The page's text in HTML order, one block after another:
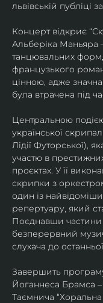
львівській публіці
Концерт відкриє
Альберіка Маньяра
танцювальних
французького
цінною, адже
була втрачена під
Центральною
української
Лідії Футорської),
участю в
проєктах. У її
скрипки з
один із
репертуару, який
Поєднавши частини
безперервний
слухача до
Завершить
Йоганнеса Брамса –
Таємнича “Хоральна